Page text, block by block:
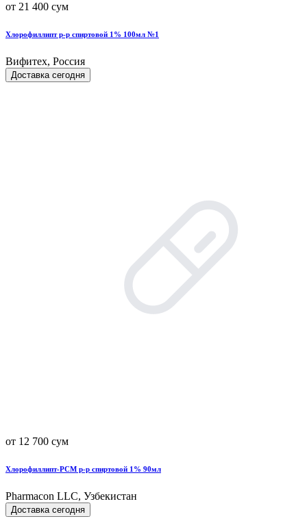
от 21 400 сум
Хлорофиллипт р-р спиртовой 1% 100мл №1
Вифитех, Россия
Доставка сегодня
от 12 700 сум
Хлорофиллипт-РСМ р-р спиртовой 1% 90мл
Pharmacon LLC, Узбекистан
Доставка сегодня